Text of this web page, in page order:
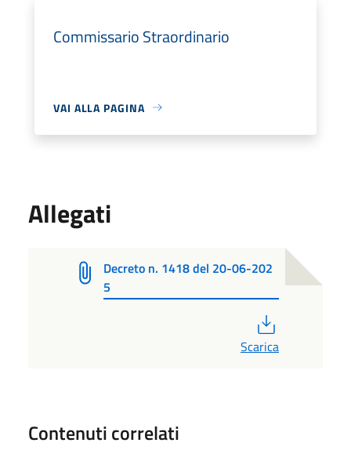
Commissario Straordinario
VAI ALLA PAGINA
Allegati
Decreto n. 1418 del 20-06-202
5
Scarica
Contenuti correlati